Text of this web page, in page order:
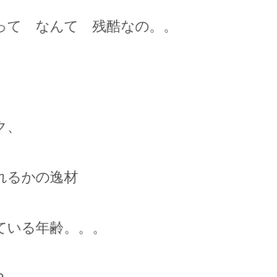
て なんて 残酷なの。。
るかの逸材
る年齢。。。